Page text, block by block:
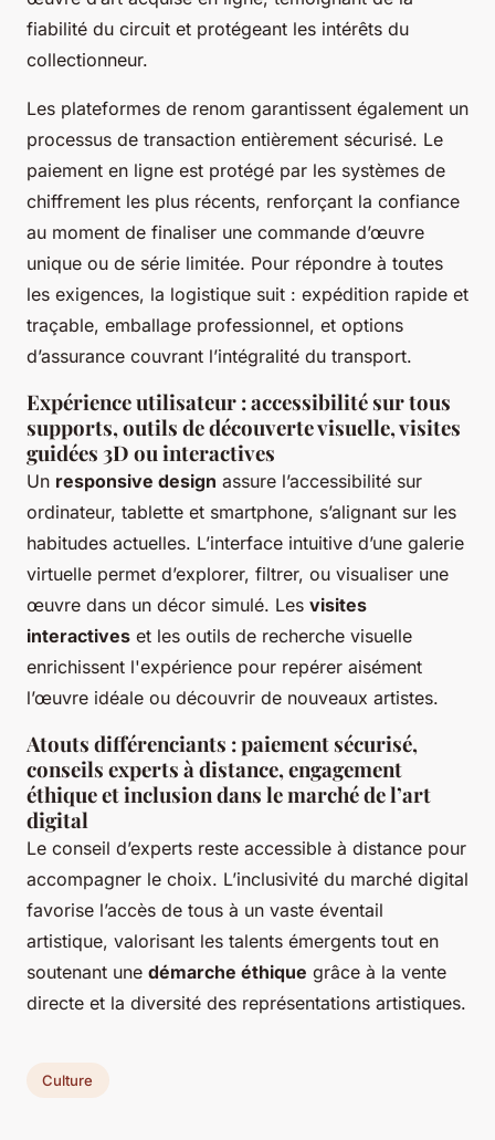
fiabilité du circuit et protégeant les intérêts du
collectionneur.
Les plateformes de renom garantissent également un
processus de transaction entièrement sécurisé. Le
paiement en ligne est protégé par les systèmes de
chiffrement les plus récents, renforçant la confiance
au moment de finaliser une commande d’œuvre
unique ou de série limitée. Pour répondre à toutes
les exigences, la logistique suit : expédition rapide et
traçable, emballage professionnel, et options
d’assurance couvrant l’intégralité du transport.
Expérience utilisateur : accessibilité sur tous
supports, outils de découverte visuelle, visites
guidées 3D ou interactives
Un responsive design assure l’accessibilité sur
ordinateur, tablette et smartphone, s’alignant sur les
habitudes actuelles. L’interface intuitive d’une galerie
virtuelle permet d’explorer, filtrer, ou visualiser une
œuvre dans un décor simulé. Les visites
interactives et les outils de recherche visuelle
enrichissent l'expérience pour repérer aisément
l’œuvre idéale ou découvrir de nouveaux artistes.
Atouts différenciants : paiement sécurisé,
conseils experts à distance, engagement
éthique et inclusion dans le marché de l’art
digital
Le conseil d’experts reste accessible à distance pour
accompagner le choix. L’inclusivité du marché digital
favorise l’accès de tous à un vaste éventail
artistique, valorisant les talents émergents tout en
soutenant une démarche éthique grâce à la vente
directe et la diversité des représentations artistiques.
Culture